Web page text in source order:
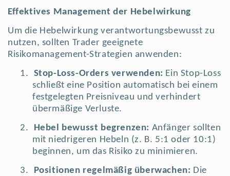
Effektives Management der Hebelwirkung
Um die Hebelwirkung verantwortungsbewusst zu
nutzen, sollten Trader geeignete
Risikomanagement-Strategien anwenden:
1.
Stop-Loss-Orders verwenden: Ein Stop-Loss
schließt eine Position automatisch bei einem
festgelegten Preisniveau und verhindert
übermäßige Verluste.
2.
Hebel bewusst begrenzen: Anfänger sollten
mit niedrigeren Hebeln (z. B. 5:1 oder 10:1)
beginnen, um das Risiko zu minimieren.
3.
Positionen regelmäßig überwachen: Die